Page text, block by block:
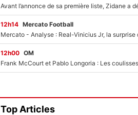
12h14 Mercato Football
12h00 OM
Top Articles